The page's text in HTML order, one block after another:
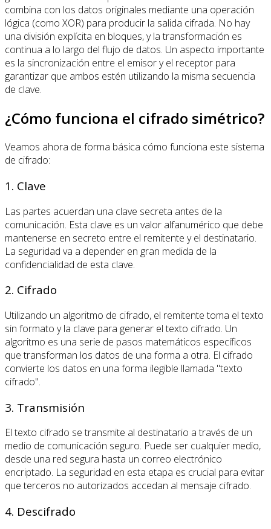
combina con los datos originales mediante una operación
lógica (como XOR) para producir la salida cifrada. No hay
una división explícita en bloques, y la transformación es
continua a lo largo del flujo de datos. Un aspecto importante
es la sincronización entre el emisor y el receptor para
garantizar que ambos estén utilizando la misma secuencia
de clave.
¿Cómo funciona el cifrado simétrico?
Veamos ahora de forma básica cómo funciona este sistema
de cifrado:
1. Clave
Las partes acuerdan una clave secreta antes de la
comunicación. Esta clave es un valor alfanumérico que debe
mantenerse en secreto entre el remitente y el destinatario.
La seguridad va a depender en gran medida de la
confidencialidad de esta clave.
2. Cifrado
Utilizando un algoritmo de cifrado, el remitente toma el texto
sin formato y la clave para generar el texto cifrado. Un
algoritmo es una serie de pasos matemáticos específicos
que transforman los datos de una forma a otra. El cifrado
convierte los datos en una forma ilegible llamada "texto
cifrado".
3. Transmisión
El texto cifrado se transmite al destinatario a través de un
medio de comunicación seguro. Puede ser cualquier medio,
desde una red segura hasta un correo electrónico
encriptado. La seguridad en esta etapa es crucial para evitar
que terceros no autorizados accedan al mensaje cifrado.
4. Descifrado